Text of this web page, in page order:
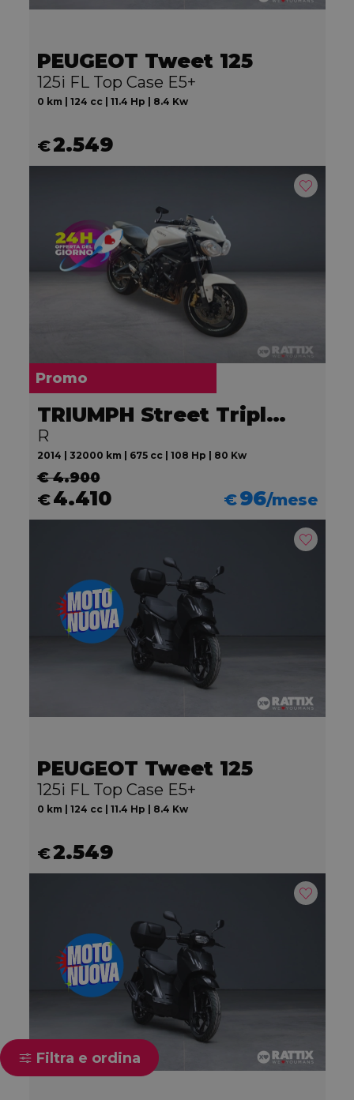
PEUGEOT Tweet 125
125i FL Top Case E5+
0 km | 124 cc | 11.4 Hp | 8.4 Kw
€2.549
Promo
TRIUMPH Street Triple 675
R
2014 | 32000 km | 675 cc | 108 Hp | 80 Kw
€ 4.900
€4.410 €96/mese
PEUGEOT Tweet 125
125i FL Top Case E5+
0 km | 124 cc | 11.4 Hp | 8.4 Kw
€2.549
Filtra e ordina